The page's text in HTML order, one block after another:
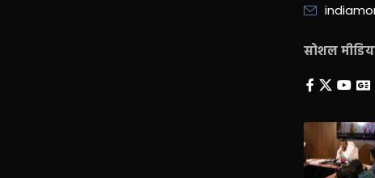
सोशल